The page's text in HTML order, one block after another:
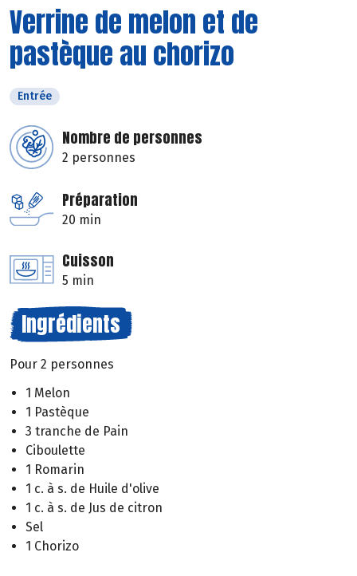
Verrine de melon et de
pastèque au chorizo
Entrée
Nombre de personnes
2 personnes
Préparation
20 min
Cuisson
5 min
Ingrédients
Pour 2 personnes
1 Melon
1 Pastèque
3 tranche de Pain
Ciboulette
1 Romarin
1 c. à s. de Huile d'olive
1 c. à s. de Jus de citron
Sel
1 Chorizo